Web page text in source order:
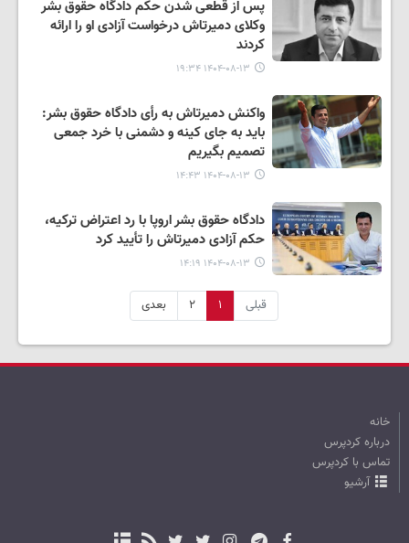
پس از قطعی شدن حکم دادگاه حقوق بشر
وکلای دمیرتاش درخواست آزادی او را ارائه
کردند
۱۴۰۴-۰۸-۱۳ ۱۹:۳۴
واکنش دمیرتاش به رأی دادگاه حقوق بشر:
باید به جای کینه و دشمنی با خرد جمعی
تصمیم بگیریم
۱۴۰۴-۰۸-۱۳ ۱۴:۴۳
دادگاه حقوق بشر اروپا با رد اعتراض ترکیه،
حکم آزادی دمیرتاش را تأیید کرد
۱۴۰۴-۰۸-۱۳ ۱۴:۱۹
قبلی ۱ ۲ بعدی
خانه
درباره کردپرس
تماس با کردپرس
آرشیو